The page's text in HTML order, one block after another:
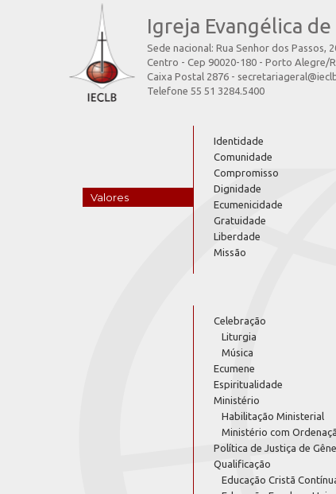
Igreja Evangélica
Sede nacional: Rua Senhor dos Passos,
Centro - Cep 90020-180 - Porto Alegre/
Caixa Postal 2876 -
Telefone 55 51 3284.5400
Valores
Identidade
Comunidade
Compromisso
Dignidade
Ecumenicidade
Gratuidade
Liberdade
Missão
Celebração
Liturgia
Música
Ecumene
Espiritualidade
Ministério
Habilitação Ministerial
Ministério com
Política de Justiça de
Qualificação
Educação Cristã